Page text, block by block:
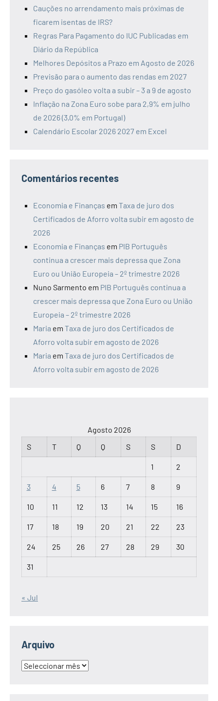
Cauções no arrendamento mais próximas de
ficarem isentas de IRS?
Regras Para Pagamento do IUC Publicadas em
Diário da República
Melhores Depósitos a Prazo em Agosto de 2026
Previsão para o aumento das rendas em 2027
Preço do gasóleo volta a subir – 3 a 9 de agosto
Inflação na Zona Euro sobe para 2,9% em julho
de 2026 (3,0% em Portugal)
Calendário Escolar 2026 2027 em Excel
Comentários recentes
Economia e Finanças em Taxa de juro dos
Certificados de Aforro volta subir em agosto de
2026
Economia e Finanças em PIB Português
continua a crescer mais depressa que Zona
Euro ou União Europeia – 2º trimestre 2026
Nuno Sarmento em PIB Português continua a
crescer mais depressa que Zona Euro ou União
Europeia – 2º trimestre 2026
Maria em Taxa de juro dos Certificados de
Aforro volta subir em agosto de 2026
Maria em Taxa de juro dos Certificados de
Aforro volta subir em agosto de 2026
Agosto 2026
S
T Q Q S S D
1 2
3 4 5 6 7 8 9
10 11 12 13 14 15 16
17 18 19 20 21 22 23
24 25 26 27 28 29 30
31
« Jul
Arquivo
Arquivo